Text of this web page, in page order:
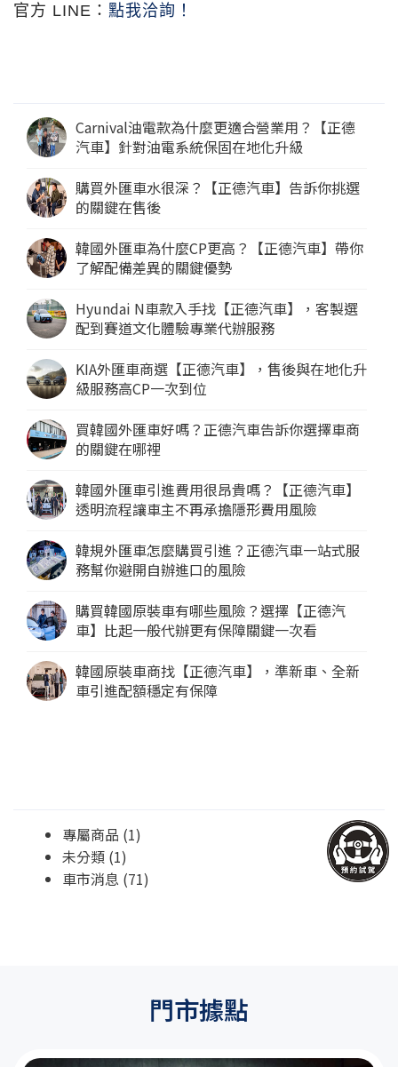
官方 LINE： 點我洽詢！
Carnival油電款為什麼更適合營業用？【正德
汽車】針對油電系統保固在地化升級
購買外匯車水很深？【正德汽車】告訴你挑選
的關鍵在售後
韓國外匯車為什麼CP更高？【正德汽車】帶你
了解配備差異的關鍵優勢
Hyundai N車款入手找【正德汽車】，客製選
配到賽道文化體驗專業代辦服務
KIA外匯車商選【正德汽車】，售後與在地化升
級服務高CP一次到位
買韓國外匯車好嗎？正德汽車告訴你選擇車商
的關鍵在哪裡
韓國外匯車引進費用很昂貴嗎？【正德汽車】
透明流程讓車主不再承擔隱形費用風險
韓規外匯車怎麼購買引進？正德汽車一站式服
務幫你避開自辦進口的風險
購買韓國原裝車有哪些風險？選擇【正德汽
車】比起一般代辦更有保障關鍵一次看
韓國原裝車商找【正德汽車】，準新車、全新
車引進配額穩定有保障
專屬商品 (1)
未分類 (1)
車市消息 (71)
門市據點